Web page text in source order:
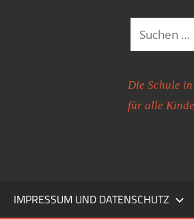
Suchen
Die Schule
für alle
IMPRESSUM UND DATENSCHUTZ